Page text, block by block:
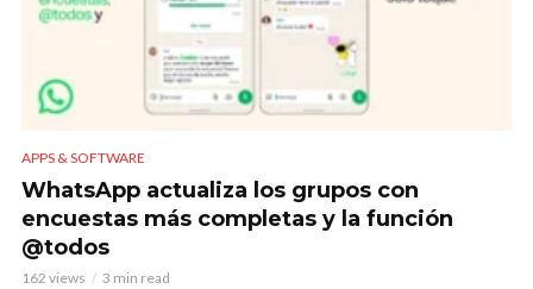
APPS & SOFTWARE
WhatsApp actualiza los grupos con
encuestas más completas y la función
@todos
162 views 3 min read